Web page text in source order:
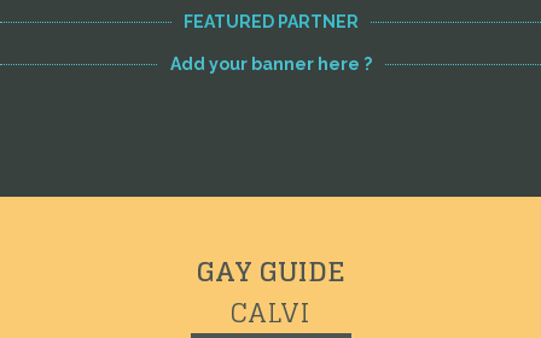
FEATURED PARTNER
Add your banner here ?
GAY GUIDE
CALVI